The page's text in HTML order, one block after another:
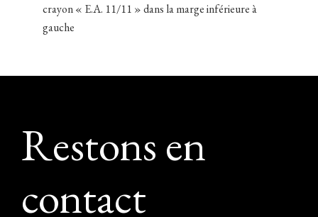
crayon « E.A. 11/11 » dans la marge inférieure à
gauche
Footer
Restons en
contact